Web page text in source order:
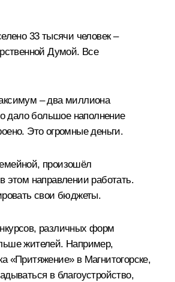
33 тысячи человек –
Думой. Все
– два миллиона
дало большое наполнение
Это огромные деньги.
произошёл
направлении работать.
свои бюджеты.
различных форм
жителей. Например,
«Притяжение» в Магнитогорске,
в благоустройство,